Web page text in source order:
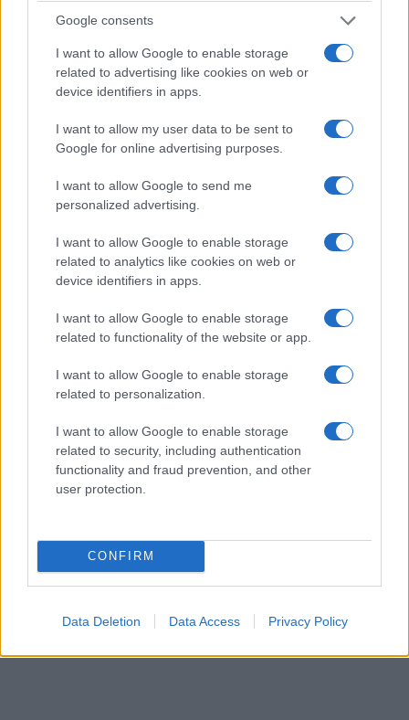
Google consents
I want to allow Google to enable storage
related to advertising like cookies on web or
device identifiers in apps.
I want to allow my user data to be sent to
Google for online advertising purposes.
I want to allow Google to send me
personalized advertising.
I want to allow Google to enable storage
related to analytics like cookies on web or
device identifiers in apps.
I want to allow Google to enable storage
related to functionality of the website or app.
I want to allow Google to enable storage
related to personalization.
I want to allow Google to enable storage
related to security, including authentication
functionality and fraud prevention, and other
user protection.
CONFIRM
Data Deletion Data Access Privacy Policy